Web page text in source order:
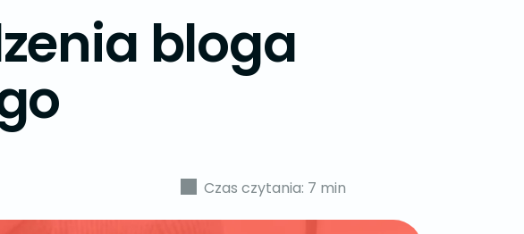
bloga
Czas czytania: 7 min